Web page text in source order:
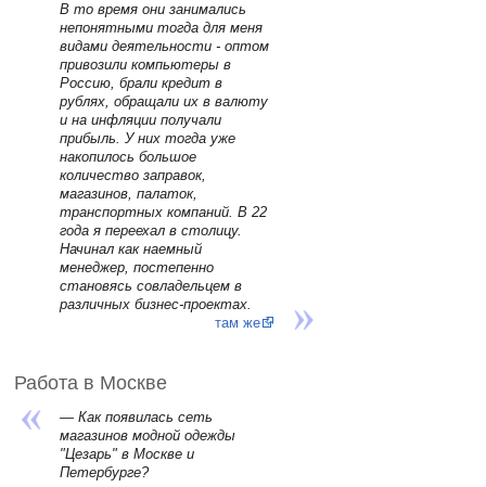
В то время они занимались
непонятными тогда для меня
видами деятельности - оптом
привозили компьютеры в
Россию, брали кредит в
рублях, обращали их в валюту
и на инфляции получали
прибыль. У них тогда уже
накопилось большое
количество заправок,
магазинов, палаток,
транспортных компаний. В 22
года я переехал в столицу.
Начинал как наемный
менеджер, постепенно
становясь совладельцем в
различных бизнес-проектах.
там же
Работа в Москве
— Как появилась сеть
магазинов модной одежды
"Цезарь" в Москве и
Петербурге?